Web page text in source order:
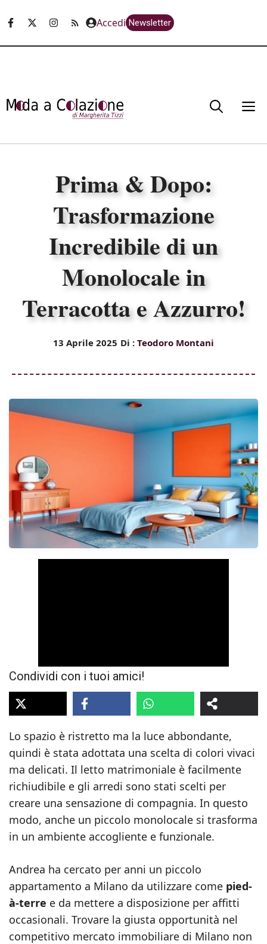
Accedi Newsletter
Prima & Dopo:
Trasformazione
Incredibile di un
Monolocale in
Terracotta e Azzurro!
13 Aprile 2025 Di : Teodoro Montani
Condividi con i tuoi amici!
Lo spazio è ristretto ma la luce abbondante,
quindi è stata adottata una scelta di colori vivaci
ma delicati. Il letto matrimoniale è facilmente
richiudibile e gli arredi sono stati scelti per
creare una sensazione di compagnia. In questo
modo, anche un piccolo monolocale si trasforma
in un ambiente accogliente e funzionale.
Andrea ha cercato per anni un piccolo
appartamento a Milano da utilizzare come pied-
à-terre e da mettere a disposizione per affitti
occasionali. Trovare la giusta opportunità nel
competitivo mercato immobiliare di Milano non